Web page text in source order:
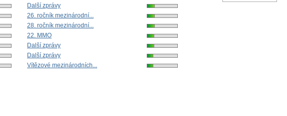
Další zprávy
26. ročník mezinárodní...
28. ročník mezinárodní...
22. MMO
Další zprávy
Další zprávy
Vítězové mezinárodních...